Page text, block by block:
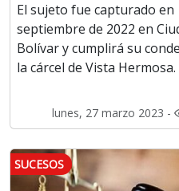
El sujeto fue capturado en
septiembre de 2022 en
Bolívar y cumplirá su
la cárcel de Vista Hermosa.
lunes, 27 marzo 2023 -
SUCESOS